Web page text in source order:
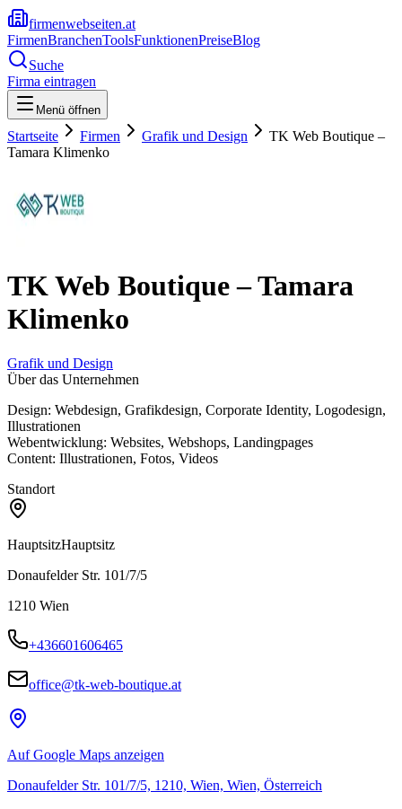
firmenwebseiten.at
FirmenBranchenToolsFunktionenPreiseBlog
Suche
Firma eintragen
Menü öffnen
Startseite Firmen Grafik und Design
TK Web Boutique –
Tamara Klimenko
TK Web Boutique – Tamara
Klimenko
Grafik und Design
Über das Unternehmen
Design: Webdesign, Grafikdesign, Corporate Identity, Logodesign,
Illustrationen
Webentwicklung: Websites, Webshops, Landingpages
Content: Illustrationen, Fotos, Videos
Standort
HauptsitzHauptsitz
Donaufelder Str. 101/7/5
1210 Wien
+436601606465
office@tk-web-boutique.at
Auf Google Maps anzeigen
Donaufelder Str. 101/7/5, 1210, Wien, Wien, Österreich